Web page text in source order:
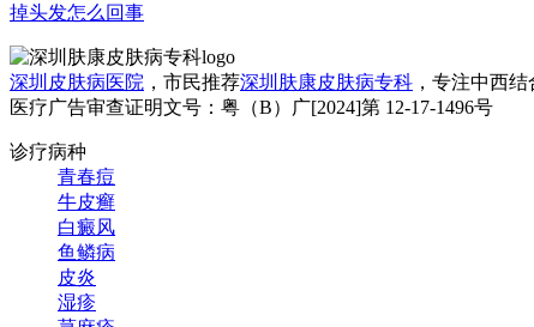
掉头发怎么回事
深圳皮肤病医院 ，市民推荐深圳肤康皮肤病专科 ，专注中西
医疗广告审查证明文号：粤（B）广[2024]第 12-17-1496号
诊疗病种
青春痘
牛皮癣
白癜风
鱼鳞病
皮炎
湿疹